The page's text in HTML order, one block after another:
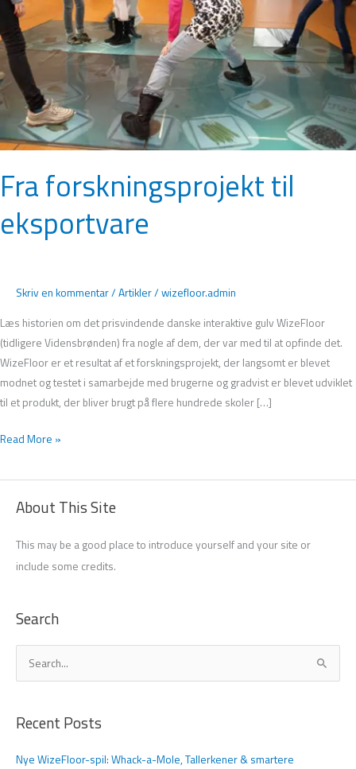
Fra forskningsprojekt til
eksportvare
Skriv en kommentar/ Artikler/ wizefloor.admin
Læs historien om det prisvindende danske interaktive gulv WizeFloor
(tidligere Vidensbrønden) fra nogle af dem, der var med til at opfinde det.
WizeFloor er et resultat af et forskningsprojekt, der langsomt er blevet
modnet og testet i samarbejde med brugerne og gradvist er blevet udviklet
til et produkt, der bliver brugt på flere hundrede skoler […]
Read More »
About This Site
This may be a good place to introduce yourself and your site or
include some credits.
Search
ø
e
Recent Posts
Nye WizeFloor-spil: Whack-a-Mole, Tallerkener & smartere